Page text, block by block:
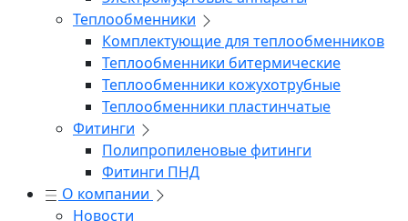
Теплообменники
Комплектующие для теплообменников
Теплообменники битермические
Теплообменники кожухотрубные
Теплообменники пластинчатые
Фитинги
Полипропиленовые фитинги
Фитинги ПНД
О компании
Новости